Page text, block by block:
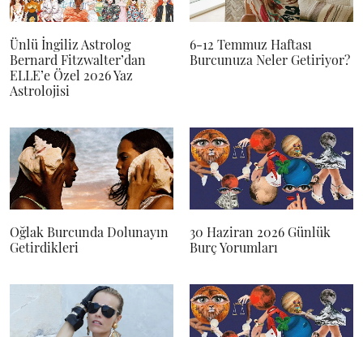
Ünlü İngiliz Astrolog
Bernard Fitzwalter’dan
ELLE’e Özel 2026 Yaz
Astrolojisi
6-12 Temmuz Haftası
Burcunuza Neler Getiriyor?
Oğlak Burcunda Dolunayın
Getirdikleri
30 Haziran 2026 Günlük
Burç Yorumları